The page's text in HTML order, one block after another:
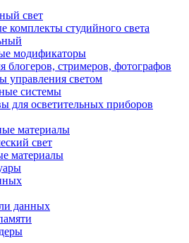
свет
комплекты студийного света
модификаторы
блогеров, стримеров, фотографов
управления светом
системы
для осветительных приборов
материалы
свет
материалы
данных